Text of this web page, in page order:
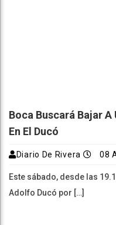
Boca Buscará Bajar A
En El Ducó
Diario De Rivera 08
Este sábado, desde las
Adolfo Ducó por […]